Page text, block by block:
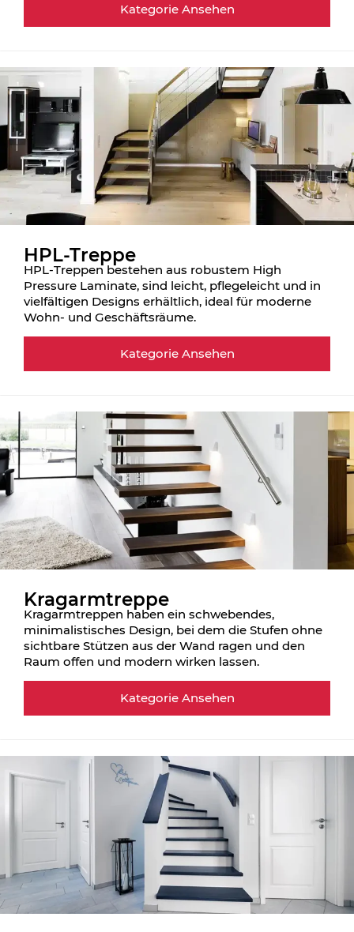
Kategorie Ansehen
HPL-Treppe
HPL-Treppen bestehen aus robustem High
Pressure Laminate, sind leicht, pflegeleicht und in
vielfältigen Designs erhältlich, ideal für moderne
Wohn- und Geschäftsräume.
Kategorie Ansehen
Kragarmtreppe
Kragarmtreppen haben ein schwebendes,
minimalistisches Design, bei dem die Stufen ohne
sichtbare Stützen aus der Wand ragen und den
Raum offen und modern wirken lassen.
Kategorie Ansehen